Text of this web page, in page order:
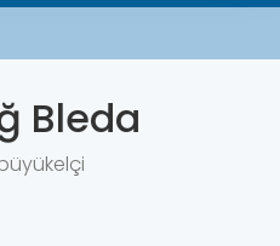
Bleda